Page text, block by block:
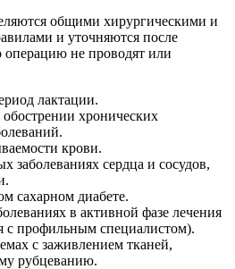
общими хирургическими и
и уточняются после
операцию не проводят или
лактации.
хронических
крови.
заболеваниях сердца и сосудов,
сахарном диабете.
в активной фазе лечения
с профильным специалистом).
с заживлением тканей,
рубцеванию.